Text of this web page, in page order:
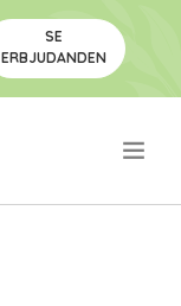
SE
ERBJUDANDEN